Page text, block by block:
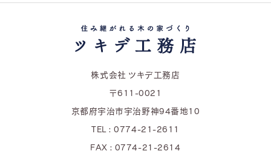
株式会社 ツキデ工務店
〒611-0021
京都府宇治市宇治野神94番地10
TEL : 0774-21-2611
FAX : 0774-21-2614